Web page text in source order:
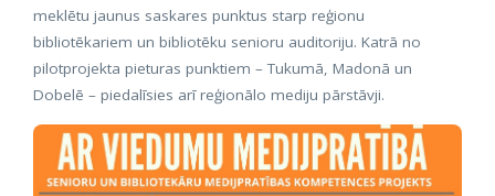
meklētu jaunus saskares punktus starp reģionu
bibliotēkariem un bibliotēku senioru auditoriju. Katrā no
pilotprojekta pieturas punktiem – Tukumā, Madonā un
Dobelē – piedalīsies arī reģionālo mediju pārstāvji.